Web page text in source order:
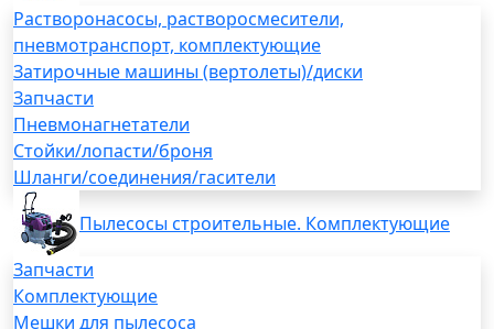
Растворонасосы, растворосмесители,
пневмотранспорт, комплектующие
Затирочные машины (вертолеты)/диски
Запчасти
Пневмонагнетатели
Стойки/лопасти/броня
Шланги/соединения/гасители
Пылесосы строительные. Комплектующие
Запчасти
Комплектующие
Мешки для пылесоса